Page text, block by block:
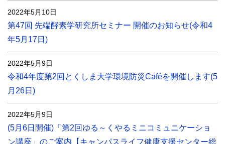
2022年5月10日
第47回 先端酵素学研究所セミナー 開催のお知らせ(令和4
年5月17日)
2022年5月9日
令和4年度第2回とくしま大学環境防災Caféを開催します(5
月26日)
2022年5月9日
(5月6日開催)「第2回ゆる～くやるミニコミュニケーショ
ン講座」のご案内【キャンパスライフ健康支援センター総